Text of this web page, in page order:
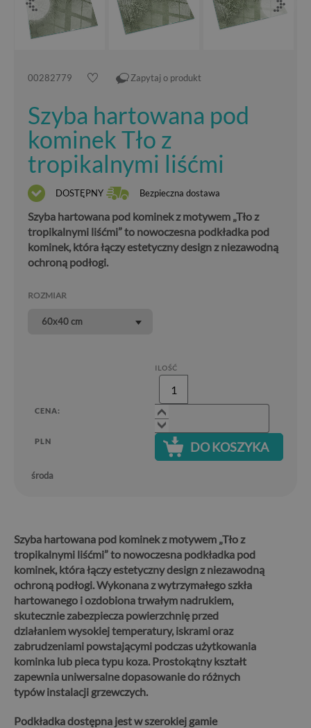
00282779 Zapytaj o produkt
Szyba hartowana pod
kominek Tło z
tropikalnymi liśćmi
DOSTĘPNY Bezpieczna dostawa
Szyba hartowana pod kominek z motywem „Tło z
tropikalnymi liśćmi” to nowoczesna podkładka pod
kominek, która łączy estetyczny design z niezawodną
ochroną podłogi.
ROZMIAR
60x40 cm
CENA:
PLN
ILOŚĆ
DO KOSZYKA
środa
Szyba hartowana pod kominek z motywem „Tło z
tropikalnymi liśćmi” to nowoczesna podkładka pod
kominek, która łączy estetyczny design z niezawodną
ochroną podłogi.Wykonana z wytrzymałego szkła
hartowanego i ozdobiona trwałym nadrukiem,
skutecznie zabezpiecza powierzchnię przed
działaniem wysokiej temperatury, iskrami oraz
zabrudzeniami powstającymi podczas użytkowania
kominka lub pieca typu koza. Prostokątny kształt
zapewnia uniwersalne dopasowanie do różnych
typów instalacji grzewczych.
Podkładka dostępna jest w szerokiej gamie